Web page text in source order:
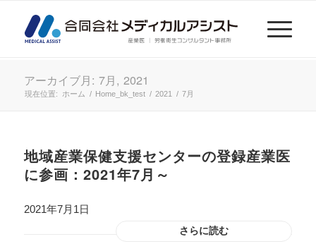
アーカイブ月: 7月, 2021
現在位置: ホーム / Home_bk_test / 2021 / 7月
地域産業保健支援センターの登録産業医
に参画：2021年7月～
2021年7月1日
さらに読む